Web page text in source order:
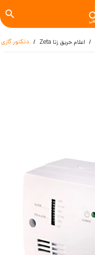
اعلام حریق زتا Zeta دتکتور گازی ZETA